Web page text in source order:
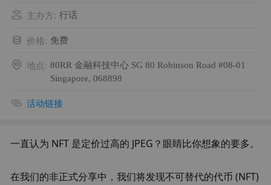
主办方: 行话
价格: 免费
地点: 80RR 金融科技中心 SG 80 Robinson Road #08-01
Singapore, 068898
活动链接
一直认为 NFT 是定价过高的 JPEG？眼睛比你想象的要多。
在我们的非正式分享中，我们将发现不可替代的代币 (NFT)